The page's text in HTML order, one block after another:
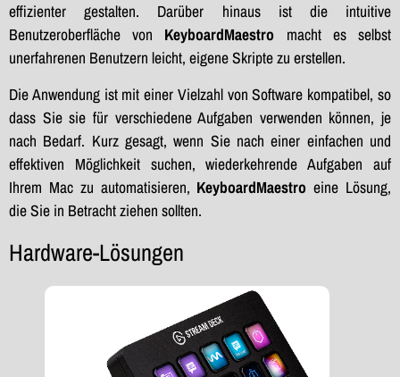
effizienter gestalten. Darüber hinaus ist die intuitive
Benutzeroberfläche von KeyboardMaestro
macht es selbst
unerfahrenen Benutzern leicht, eigene Skripte zu erstellen.
Die Anwendung ist mit einer Vielzahl von Software kompatibel, so
dass Sie sie für verschiedene Aufgaben verwenden können, je
nach Bedarf. Kurz gesagt, wenn Sie nach einer einfachen und
effektiven Möglichkeit suchen, wiederkehrende Aufgaben auf
Ihrem Mac zu automatisieren, KeyboardMaestro eine Lösung,
die Sie in Betracht ziehen sollten.
Hardware-Lösungen